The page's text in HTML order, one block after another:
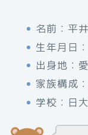
名前：平
生年月日
出身地：
家族構成
学校：日